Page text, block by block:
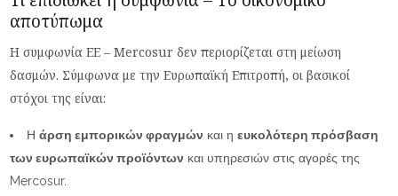
αποτύπωμα
Η συμφωνία ΕΕ – Mercosur δεν περιορίζεται στη μείωση
δασμών. Σύμφωνα με την Ευρωπαϊκή Επιτροπή, οι βασικοί
στόχοι της είναι:
Ηάρση εμπορικών φραγμών και ηευκολότερη πρόσβαση
των ευρωπαϊκών προϊόντων και υπηρεσιών στις αγορές της
Mercosur.